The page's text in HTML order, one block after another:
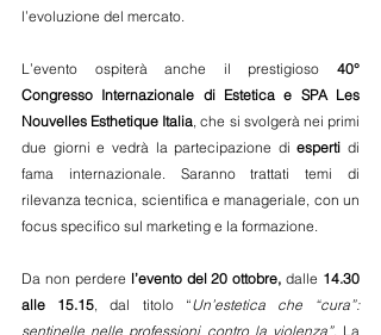
l’evoluzione del mercato.
L’evento ospiterà anche il prestigioso 40°
Congresso Internazionale di Estetica e SPA Les
Nouvelles Esthetique Italia , che si svolgerà nei primi
due giorni e vedrà la partecipazione di esperti di
fama internazionale. Saranno trattati temi di
rilevanza tecnica, scientifica e manageriale, con un
focus specifico sul marketing e la formazione.
Da non perdere l’evento del 20 ottobre, dalle 14.30
alle 15.15 , dal titolo “Un’estetica che “cura”:
sentinelle nelle professioni contro la violenza”. La